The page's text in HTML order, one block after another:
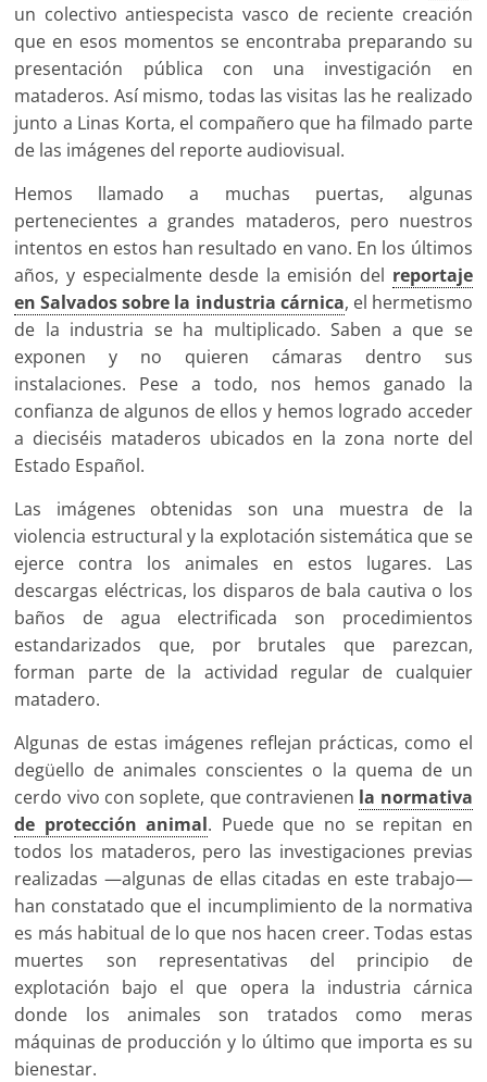
un colectivo antiespecista vasco de reciente creación
que en esos momentos se encontraba preparando su
presentación pública con una investigación en
mataderos. Así mismo, todas las visitas las he realizado
junto a Linas Korta, el compañero que ha filmado parte
de las imágenes del reporte audiovisual.
Hemos llamado a muchas puertas, algunas
pertenecientes a grandes mataderos, pero nuestros
intentos en estos han resultado en vano. En los últimos
años, y especialmente desde la emisión del reportaje
en Salvados sobre la industria cárnica, el hermetismo
de la industria se ha multiplicado. Saben a que se
exponen y no quieren cámaras dentro sus
instalaciones. Pese a todo, nos hemos ganado la
confianza de algunos de ellos y hemos logrado acceder
a dieciséis mataderos ubicados en la zona norte del
Estado Español.
Las imágenes obtenidas son una muestra de la
violencia estructural y la explotación sistemática que se
ejerce contra los animales en estos lugares. Las
descargas eléctricas, los disparos de bala cautiva o los
baños de agua electrificada son procedimientos
estandarizados que, por brutales que parezcan,
forman parte de la actividad regular de cualquier
matadero.
Algunas de estas imágenes reflejan prácticas, como el
degüello de animales conscientes o la quema de un
cerdo vivo con soplete, que contravienen la normativa
de protección animal. Puede que no se repitan en
todos los mataderos, pero las investigaciones previas
realizadas —algunas de ellas citadas en este trabajo—
han constatado que el incumplimiento de la normativa
es más habitual de lo que nos hacen creer. Todas estas
muertes son representativas del principio de
explotación bajo el que opera la industria cárnica
donde los animales son tratados como meras
máquinas de producción y lo último que importa es su
bienestar.